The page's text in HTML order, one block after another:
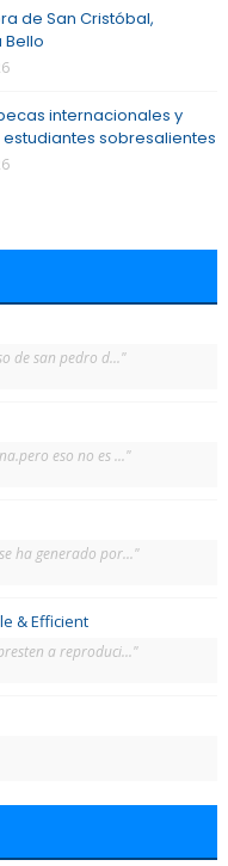
de San Cristóbal,
internacionales y
sobresalientes
de san pedro d..."
eso no es ..."
ha generado por..."
& Efficient
a reproduci..."